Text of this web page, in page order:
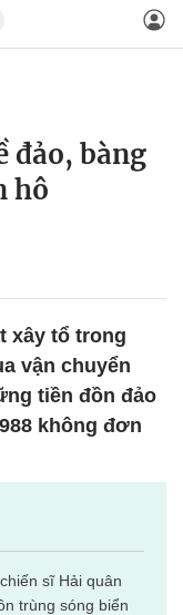
đảo, bàng
hô
xây tổ trong
vận chuyển
tiền đồn đảo
không đơn
sĩ Hải quân
trùng sóng biển